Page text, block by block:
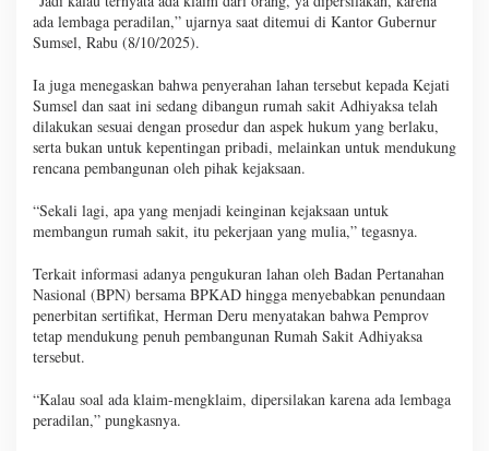
ada lembaga peradilan,” ujarnya saat ditemui di Kantor Gubernur
Sumsel, Rabu (8/10/2025).
Ia juga menegaskan bahwa penyerahan lahan tersebut kepada Kejati
Sumsel dan saat ini sedang dibangun rumah sakit Adhiyaksa telah
dilakukan sesuai dengan prosedur dan aspek hukum yang berlaku,
serta bukan untuk kepentingan pribadi, melainkan untuk mendukung
rencana pembangunan oleh pihak kejaksaan.
“Sekali lagi, apa yang menjadi keinginan kejaksaan untuk
membangun rumah sakit, itu pekerjaan yang mulia,” tegasnya.
Terkait informasi adanya pengukuran lahan oleh Badan Pertanahan
Nasional (BPN) bersama BPKAD hingga menyebabkan penundaan
penerbitan sertifikat, Herman Deru menyatakan bahwa Pemprov
tetap mendukung penuh pembangunan Rumah Sakit Adhiyaksa
tersebut.
“Kalau soal ada klaim-mengklaim, dipersilakan karena ada lembaga
peradilan,” pungkasnya.